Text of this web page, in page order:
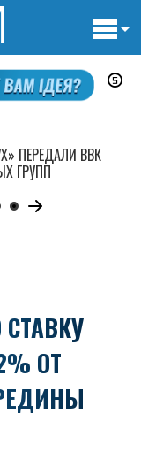
ОТ
ПЕРЕДАЛИ ВВК
ГРУПП